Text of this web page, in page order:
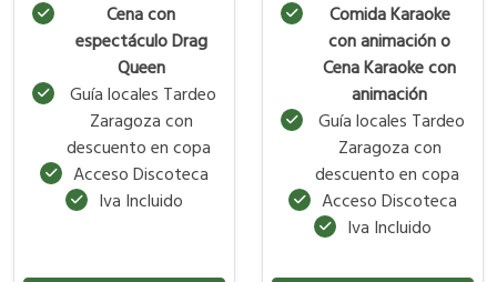
Cena con
espectáculo Drag
Queen
Guía locales Tardeo
Zaragoza con
descuento en copa
Acceso Discoteca
Iva Incluido
Comida Karaoke
con animación o
Cena Karaoke con
animación
Guía locales Tardeo
Zaragoza con
descuento en copa
Acceso Discoteca
Iva Incluido